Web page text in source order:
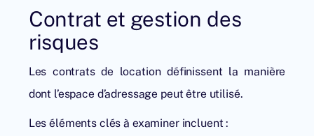
Contrat et gestion des
risques
Les contrats de location définissent la manière
dont l’espace d’adressage peut être utilisé.
Les éléments clés à examiner incluent :